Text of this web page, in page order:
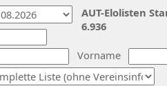
Vorname
AUT-Elolisten
6.936